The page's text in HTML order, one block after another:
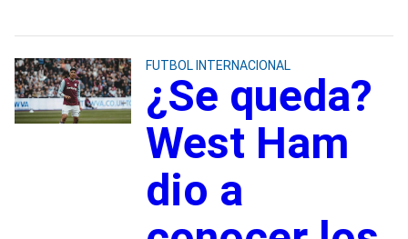
FUTBOL INTERNACIONAL
¿Se queda?
West Ham
dio a